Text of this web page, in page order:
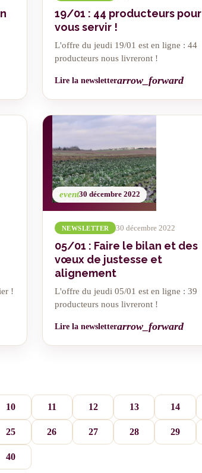
19/01 : 44 producteurs pour
vous servir !
L'offre du jeudi 19/01 est en ligne : 44
producteurs nous livreront !
Lire la newsletterarrow_forward
!
event30 décembre 2022
NEWSLETTER 30 décembre 2022
05/01 : Faire le bilan et des
vœux de justesse et
alignement
L'offre du jeudi 05/01 est en ligne : 39
producteurs nous livreront !
Lire la newsletterarrow_forward
10 11 12 13 14
25 26 27 28 29
40